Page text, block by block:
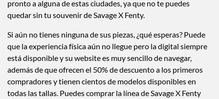
pronto a alguna de estas ciudades, ya que no te puedes
quedar sin tu souvenir de Savage X Fenty.
Si aún no tienes ninguna de sus piezas, ¿qué esperas? Puede
que la experiencia física aún no llegue pero la digital siempre
está disponible y su website es muy sencillo de navegar,
además de que ofrecen el 50% de descuento a los primeros
compradores y tienen cientos de modelos disponibles en
todas las tallas. Puedes comprar la línea de Savage X Fenty